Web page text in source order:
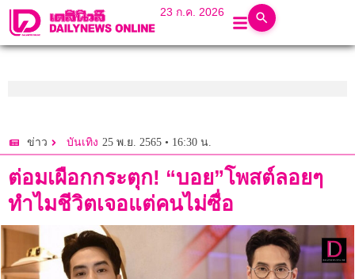
23 ก.ค. 2026
ข่าว บันเทิง 25 พ.ย. 2565 • 16:30 น.
ต่อมเผือกกระตุก! “บอย”โพสต์ลอยๆ
ทำไมชีวิตเจอแต่คนไม่ซื่อ